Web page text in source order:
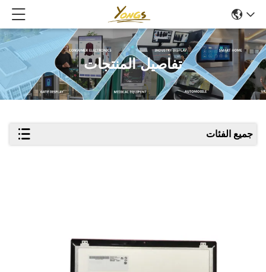
تفاصيل المنتجات
جميع الفئات